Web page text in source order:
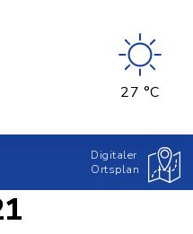
27 °C
Digitaler
Ortsplan